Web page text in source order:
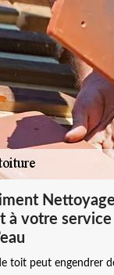
à votre
toit peut engendrer